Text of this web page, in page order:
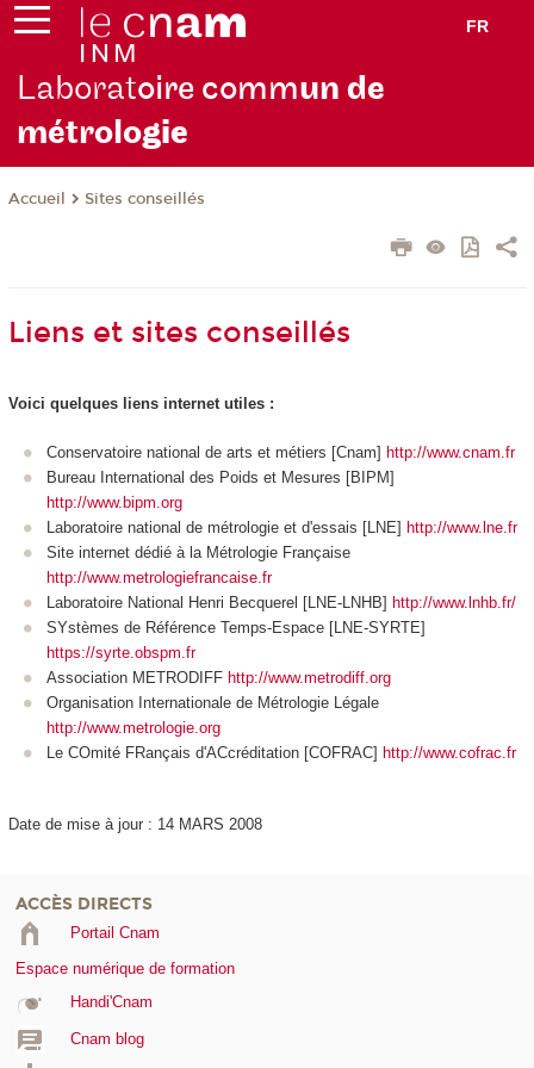
FR
Laboratoire commun de
métrologie
Accueil Sites conseillés
Liens et sites conseillés
Voici quelques liens internet utiles :
Conservatoire national de arts et métiers [Cnam] http://www.cnam.fr
Bureau International des Poids et Mesures [BIPM]
http://www.bipm.org
Laboratoire national de métrologie et d'essais [LNE] http://www.lne.fr
Site internet dédié à la Métrologie Française
http://www.metrologiefrancaise.fr
Laboratoire National Henri Becquerel [LNE-LNHB] http://www.lnhb.fr/
SYstèmes de Référence Temps-Espace [LNE-SYRTE]
https://syrte.obspm.fr
Association METRODIFF http://www.metrodiff.org
Organisation Internationale de Métrologie Légale
http://www.metrologie.org
Le COmité FRançais d'ACcréditation [COFRAC] http://www.cofrac.fr
Date de mise à jour : 14 MARS 2008
ACCÈS DIRECTS
Portail Cnam
Espace numérique de formation
Handi'Cnam
Cnam blog